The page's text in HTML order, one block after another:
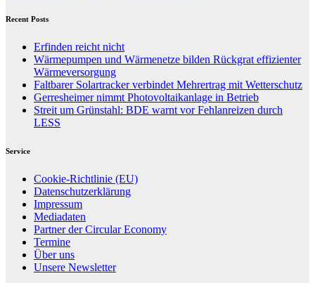
Recent Posts
Erfinden reicht nicht
Wärmepumpen und Wärmenetze bilden Rückgrat effizienter
Wärmeversorgung
Faltbarer Solartracker verbindet Mehrertrag mit Wetterschutz
Gerresheimer nimmt Photovoltaikanlage in Betrieb
Streit um Grünstahl: BDE warnt vor Fehlanreizen durch
LESS
Service
Cookie-Richtlinie (EU)
Datenschutzerklärung
Impressum
Mediadaten
Partner der Circular Economy
Termine
Über uns
Unsere Newsletter